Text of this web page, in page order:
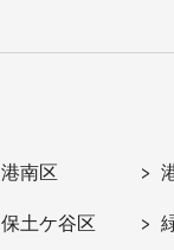
港南区
保土ケ谷区